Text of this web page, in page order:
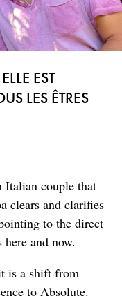
EST
LES ÊTRES
Italian couple that
clears and clarifies
to the direct
and now.
is a shift from
to Absolute.